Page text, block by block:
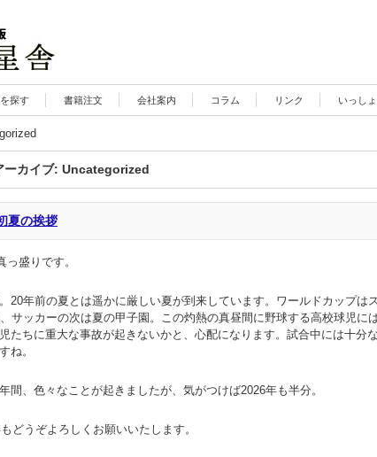
ページ
探す 書籍注文 会社案内 コラム リンク いっし
ーカイブ: Uncategorized
夏の挨拶
っ盛りです。
20年前の夏とは遥かに厳しい夏が到来しています。ワールドカップは
サッカーの次は夏の甲子園。この灼熱の真昼間に野球する高校球児に
たちに重大な事故が起きないかと、心配になります。試合中には十分
ね。
間、色々なことが起きましたが、気がつけば2026年も半分。
年もどうぞよろしくお願いいたします。